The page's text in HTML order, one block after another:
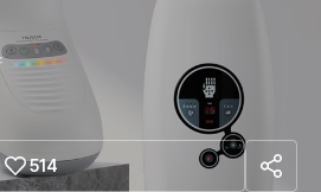
514
sha
re